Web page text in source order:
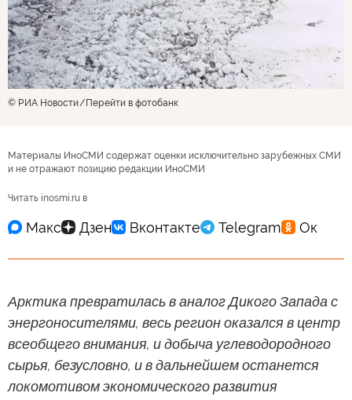
© РИА Новости Перейти в фотобанк
Материалы ИноСМИ содержат оценки исключительно зарубежных СМИ
и не отражают позицию редакции ИноСМИ
Читать inosmi.ru в
Арктика превратилась в аналог Дикого Запада с
энергоносителями, весь регион оказался в центр
всеобщего внимания, и добыча углеводородного
сырья, безусловно, и в дальнейшем останется
локомотивом экономического развития